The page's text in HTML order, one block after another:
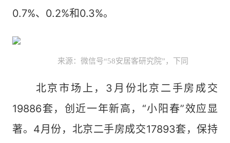
0.7%、0.2%和0.3%。
来源：微信号“58安居客研究院”，下同
北京市场上，3月份北京二手房成交
19886套，创近一年新高，“小阳春”效应显
著。4月份，北京二手房成交17893套，保持